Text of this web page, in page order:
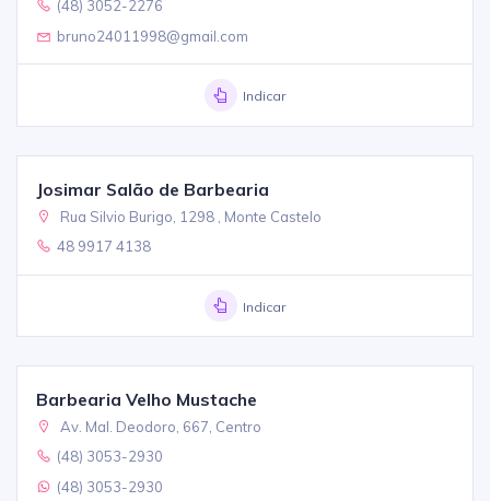
(48) 3052-2276
bruno24011998@gmail.com
Indicar
Josimar Salão de Barbearia
Rua Silvio Burigo, 1298 , Monte Castelo
48 9917 4138
Indicar
Barbearia Velho Mustache
Av. Mal. Deodoro, 667, Centro
(48) 3053-2930
(48) 3053-2930